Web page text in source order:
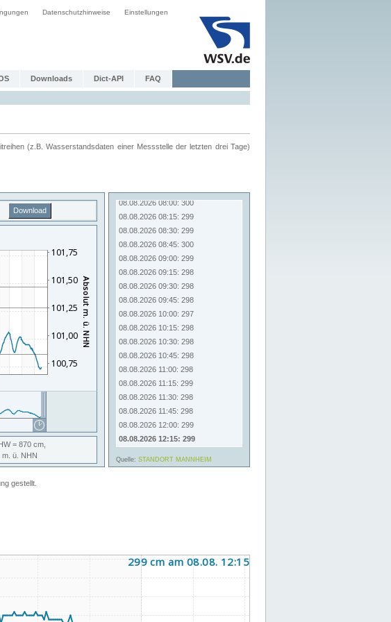
Datenschutzhinweise Einstellungen
Downloads Dict-API FAQ
(z.B. Wasserstandsdaten einer Messstelle der letzten drei Tage)